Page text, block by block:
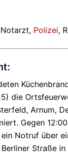
Notarzt, Polizei,
die
Arnum,
Gegen
Notruf über
Straße